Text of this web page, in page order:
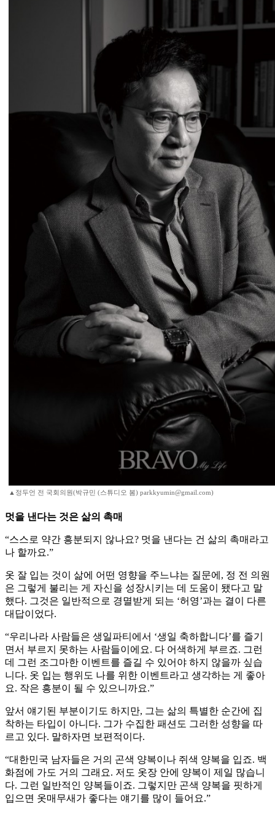
▲정두언 전 국회의원(박규민 (스튜디오 봄) parkkyumin@gmail.com)
멋을 낸다는 것은 삶의 촉매
“스스로 약간 흥분되지 않나요? 멋을 낸다는 건 삶의 촉매라고
나 할까요.”
옷 잘 입는 것이 삶에 어떤 영향을 주느냐는 질문에, 정 전 의원
은 그렇게 불리는 게 자신을 성장시키는 데 도움이 됐다고 말
했다. 그것은 일반적으로 경멸받게 되는 ‘허영’과는 결이 다른
대답이었다.
“우리나라 사람들은 생일파티에서 ‘생일 축하합니다’를 즐기
면서 부르지 못하는 사람들이에요. 다 어색하게 부르죠. 그런
데 그런 조그마한 이벤트를 즐길 수 있어야 하지 않을까 싶습
니다. 옷 입는 행위도 나를 위한 이벤트라고 생각하는 게 좋아
요. 작은 흥분이 될 수 있으니까요.”
앞서 얘기된 부분이기도 하지만, 그는 삶의 특별한 순간에 집
착하는 타입이 아니다. 그가 수집한 패션도 그러한 성향을 따
르고 있다. 말하자면 보편적이다.
“대한민국 남자들은 거의 곤색 양복이나 쥐색 양복을 입죠. 백
화점에 가도 거의 그래요. 저도 옷장 안에 양복이 제일 많습니
다. 그런 일반적인 양복들이죠. 그렇지만 곤색 양복을 핏하게
입으면 옷매무새가 좋다는 얘기를 많이 들어요.”